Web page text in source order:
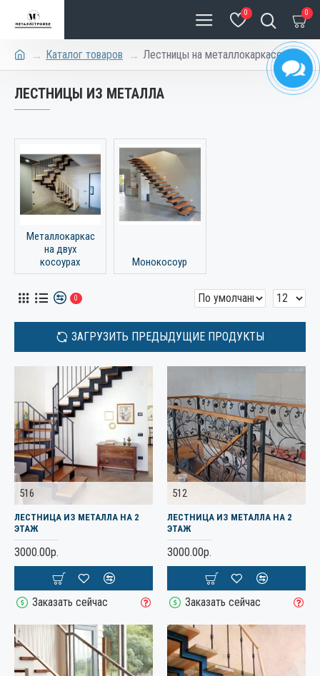
0 0
Каталог товаров Лестницы на металлокаркасе
ЛЕСТНИЦЫ ИЗ МЕТАЛЛА
Металлокаркас
на двух
косоурах
Монокосоур
0
ЗАГРУЗИТЬ ПРЕДЫДУЩИЕ ПРОДУКТЫ
516
ЛЕСТНИЦА ИЗ МЕТАЛЛА НА 2
ЭТАЖ
3000.00р.
Заказать сейчас
512
ЛЕСТНИЦА ИЗ МЕТАЛЛА НА 2
ЭТАЖ
3000.00р.
Заказать сейчас